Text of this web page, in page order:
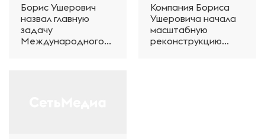
Борис Ушерович
назвал главную
задачу
Международного
Компания Бориса
Ушеровича начала
масштабную
реконструкцию